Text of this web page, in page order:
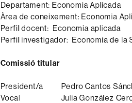
Departament: Economia Aplicada
Àrea de coneixement: Economia
Perfil docent: Economia aplicada
Perfil investigador: Economia de la
Comissió titular
President/a
Pedro Cantos
Vocal
Julia González